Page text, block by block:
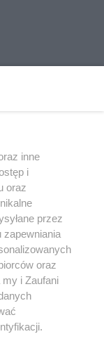
Praca Łódź
inne
i
oraz
przez
zapewniania
oraz
my i Zaufani